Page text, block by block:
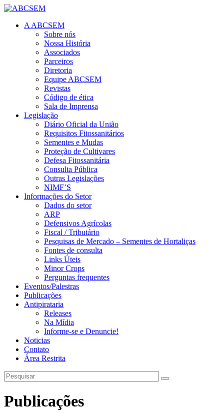
A ABCSEM
Sobre nós
Nossa História
Associados
Parceiros
Diretoria
Equipe ABCSEM
Revistas
Código de ética
Sala de Imprensa
Legislação
Diário Oficial da União
Requisitos Fitossanitários
Sementes e Mudas
Proteção de Cultivares
Defesa Fitossanitária
Consulta Pública
Outras Legislações
NIMF’S
Informações do Setor
Dados do setor
ARP
Defensivos Agrícolas
Fiscal / Tributário
Pesquisas de Mercado – Sementes de Hortaliças
Fontes de consulta
Links Úteis
Minor Crops
Perguntas frequentes
Eventos/Palestras
Publicações
Antipirataria
Releases
Na Mídia
Informe-se e Denuncie!
Noticias
Contato
Área Restrita
Publicações